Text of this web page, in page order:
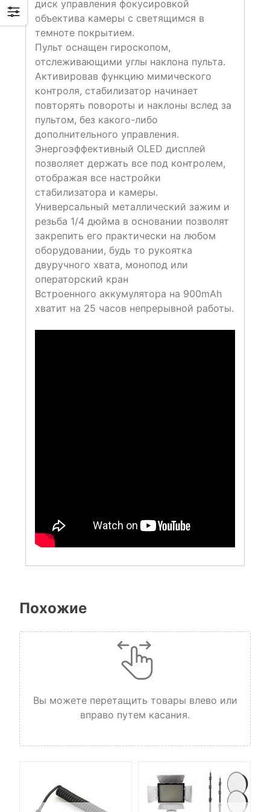
диск управления фокусировкой
объектива камеры с светящимся в
темноте покрытием.
Пульт оснащен гироскопом,
отслеживающими углы наклона пульта.
Активировав функцию мимического
контроля, стабилизатор начинает
повторять повороты и наклоны вслед за
пультом, без какого-либо
дополнительного управления.
Энергоэффективный OLED дисплей
позволяет держать все под контролем,
отображая все настройки
стабилизатора и камеры.
Универсальный металлический зажим и
резьба 1/4 дюйма в основании позволят
закрепить его практически на любом
оборудовании, будь то рукоятка
двуручного хвата, монопод или
операторский кран
Встроенного аккумулятора на 900mAh
хватит на 25 часов непрерывной работы.
Похожие
Вы можете перетащить товары влево или
вправо путем касания.